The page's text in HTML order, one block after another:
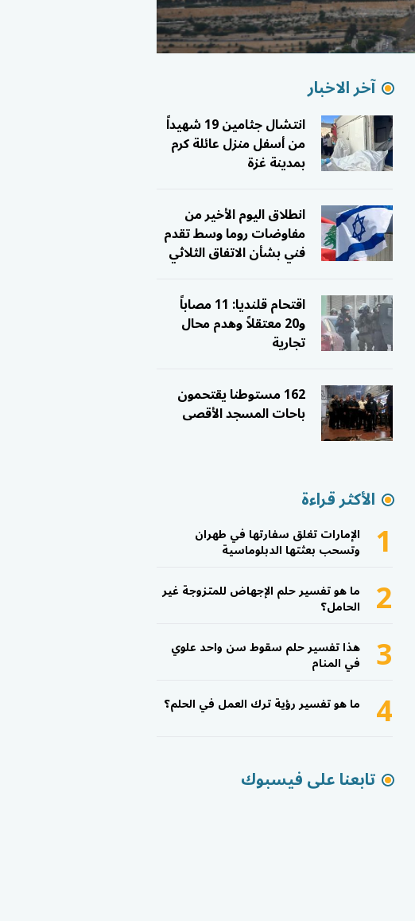
آخر الاخبار
انتشال جثامين 19 شهيداً
من أسفل منزل عائلة كرم
بمدينة غزة
انطلاق اليوم الأخير من
مفاوضات روما وسط تقدم
فني بشأن الاتفاق الثلاثي
اقتحام قلنديا: 11 مصاباً
و20 معتقلاً وهدم محال
تجارية
162 مستوطنا يقتحمون
باحات المسجد الأقصى
الأكثر قراءة
1 الإمارات تغلق سفارتها في طهران
وتسحب بعثتها الدبلوماسية
2 ما هو تفسير حلم الإجهاض للمتزوجة غير
الحامل؟
3 هذا تفسير حلم سقوط سن واحد علوي
في المنام
4 ما هو تفسير رؤية ترك العمل في الحلم؟
تابعنا على فيسبوك